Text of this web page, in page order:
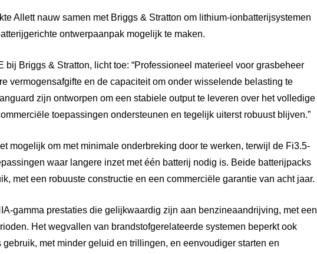
Allett nauw samen met Briggs & Stratton om lithium-ionbatterijsystemen
ontwerpaanpak mogelijk te maken.
bij Briggs & Stratton, licht toe: “Professioneel materieel voor grasbeheer
vermogensafgifte en de capaciteit om onder wisselende belasting te
zijn ontworpen om een stabiele output te leveren over het volledige
toepassingen ondersteunen en tegelijk uiterst robuust blijven.”
mogelijk om met minimale onderbreking door te werken, terwijl de Fi3.5-
waar langere inzet met één batterij nodig is. Beide batterijpacks
met een robuuste constructie en een commerciële garantie van acht jaar.
gamma prestaties die gelijkwaardig zijn aan benzineaandrijving, met een
Het wegvallen van brandstofgerelateerde systemen beperkt ook
met minder geluid en trillingen, en eenvoudiger starten en